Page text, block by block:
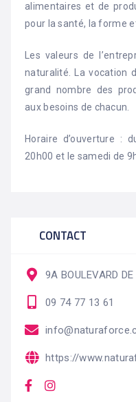
alimentaires et de
pour la santé, la forme
Les valeurs de
naturalité. La vocation
grand nombre des
aux besoins de chacun.
Horaire d’ouverture :
20h00 et le samedi de
CONTACT
9A BOULEVARD
09 74 77 13 61
https://